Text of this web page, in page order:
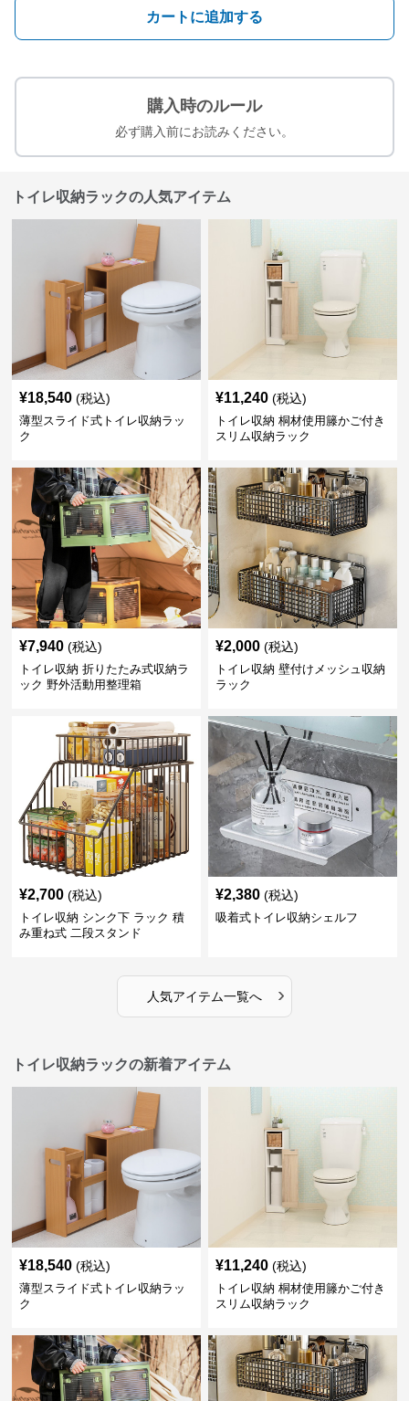
カートに追加する
購入時のルール
必ず購入前にお読みください。
トイレ収納ラックの人気アイテム
¥18,540 (税込)
薄型スライド式トイレ収納ラッ
ク
¥11,240 (税込)
トイレ収納 桐材使用籐かご付き
スリム収納ラック
¥7,940 (税込)
トイレ収納 折りたたみ式収納ラ
ック 野外活動用整理箱
¥2,000 (税込)
トイレ収納 壁付けメッシュ収納
ラック
¥2,700 (税込)
トイレ収納 シンク下 ラック 積
み重ね式 二段スタンド
¥2,380 (税込)
吸着式トイレ収納シェルフ
人気アイテム一覧へ ›
トイレ収納ラックの新着アイテム
¥18,540 (税込)
薄型スライド式トイレ収納ラッ
ク
¥11,240 (税込)
トイレ収納 桐材使用籐かご付き
スリム収納ラック